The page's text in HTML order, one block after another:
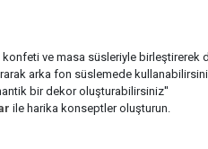
konfeti ve masa süsleriyle birleştirerek
arka fon süslemede
bir dekor oluşturabilirsiniz''
ile harika konseptler oluşturun.